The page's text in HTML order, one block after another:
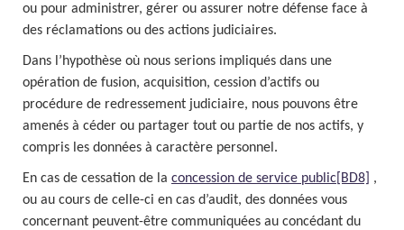
ou pour administrer, gérer ou assurer notre défense face à
des réclamations ou des actions judiciaires.
Dans l’hypothèse où nous serions impliqués dans une
opération de fusion, acquisition, cession d’actifs ou
procédure de redressement judiciaire, nous pouvons être
amenés à céder ou partager tout ou partie de nos actifs, y
compris les données à caractère personnel.
En cas de cessation de la concession de service public [BD8]
,
ou au cours de celle-ci en cas d’audit, des données vous
concernant peuvent-être communiquées au concédant du